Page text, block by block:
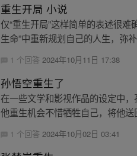
重生开局 小说
仅“重生开局”这样简单的表述很
生命”中重新规划自己的人生，弥
1 个回答 2024年10月11日 17:38
孙悟空重生了
在一些文学和影视作品的设定中
他重生机会不惜牺牲自己，将他
1 个回答 2024年10月02日 03:41